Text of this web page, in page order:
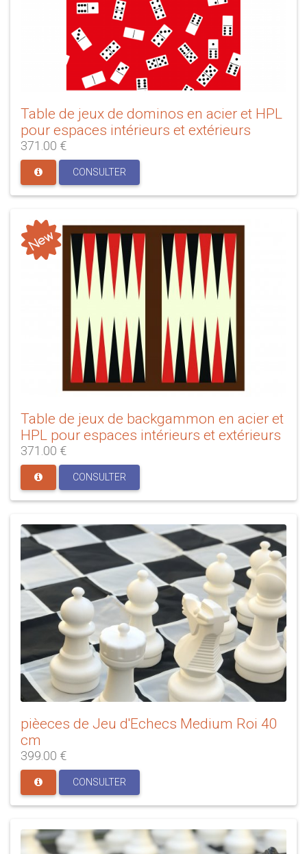
Table de jeux de dominos en acier et HPL
pour espaces intérieurs et extérieurs
371.00 €
CONSULTER
Table de jeux de backgammon en acier et
HPL pour espaces intérieurs et extérieurs
371.00 €
CONSULTER
pièeces de Jeu d'Echecs Medium Roi 40
cm
399.00 €
CONSULTER